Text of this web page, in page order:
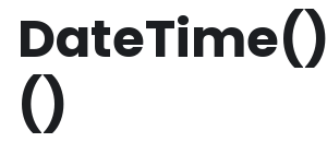
DateTime()
()